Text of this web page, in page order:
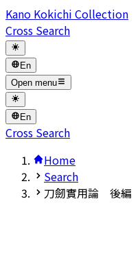
Kano Kokichi Collection
Cross Search
En
Open menu
En
Cross Search
Home
Search
刀劒實用論 後編